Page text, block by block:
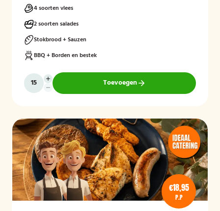
4 soorten vlees
2 soorten salades
Stokbrood + Sauzen
BBQ + Borden en bestek
Toevoegen
€18,95
P.P